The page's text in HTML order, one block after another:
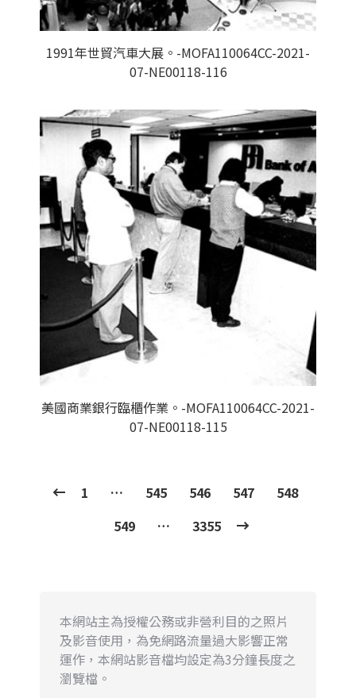
1991年世貿汽車大展。-MOFA110064CC-2021-
07-NE00118-116
美國商業銀行臨櫃作業。-MOFA110064CC-2021-
07-NE00118-115
1 … 545 546 547
548
549
… 3355
本網站主為授權公務或非營利目的之照片
及影音使用，為免網路流量過大影響正常
運作，本網站影音檔均設定為3分鐘長度之
瀏覽檔。